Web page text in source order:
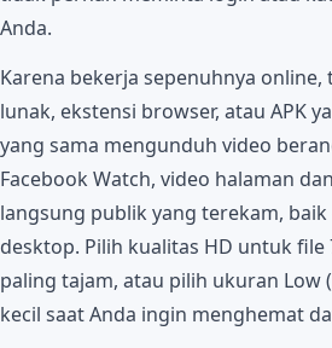
Anda.
Karena bekerja sepenuhnya
lunak, ekstensi browser, atau APK
yang sama mengunduh video
Facebook Watch, video halaman
langsung publik yang terekam,
desktop. Pilih kualitas HD untuk file
paling tajam, atau pilih ukuran Low
kecil saat Anda ingin menghemat